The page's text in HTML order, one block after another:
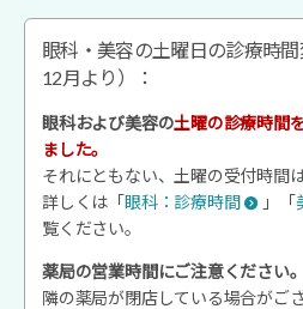
眼科・美容の土曜日の診療時
12月より）：
眼科および美容の土曜の診療時間
ました。
それにともない、土曜の受付時間
詳しくは「眼科：診療時間 」「
覧ください。
薬局の営業時間にご注意ください。
隣の薬局が閉店している場合がご